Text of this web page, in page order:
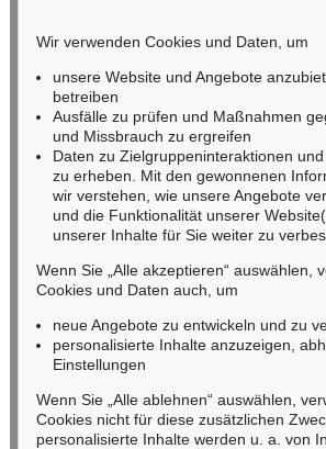
HESSEN
Miriam Heß
Tel.: +49 (0)62 21 58 80-038
Fax: +49 (0)62 21 58 80-595
infoheidelberg@kettererkunst.de
NORDDEUTSCHLAND
Nico Kassel, M.A.
Mobil: +49 (0)171 8618661
n.kassel@kettererkunst.de
Keine Auktion mehr
Wir informieren Sie
Wir verwenden Cookies und Daten, um
unsere Website und Angebote
betreiben
Ausfälle zu prüfen und Maßnahmen
und Missbrauch zu ergreifen
Daten zu Zielgruppeninteraktionen
zu erheben. Mit den gewonnenen
wir verstehen, wie unsere Angebote
und die Funktionalität unserer
unserer Inhalte für Sie weiter zu
Wenn Sie „Alle akzeptieren“ auswählen,
Cookies und Daten auch, um
neue Angebote zu entwickeln und zu
personalisierte Inhalte anzuzeigen,
Einstellungen
Wenn Sie „Alle ablehnen“ auswählen,
Cookies nicht für diese zusätzlichen
personalisierte Inhalte werden u. a. von